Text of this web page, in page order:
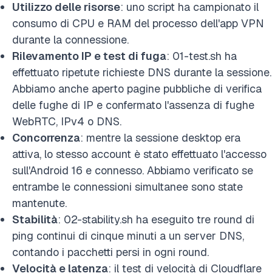
Utilizzo delle risorse: uno script ha campionato il
consumo di CPU e RAM del processo dell'app VPN
durante la connessione.
Rilevamento IP e test di fuga: 01-test.sh ha
effettuato ripetute richieste DNS durante la sessione.
Abbiamo anche aperto pagine pubbliche di verifica
delle fughe di IP e confermato l'assenza di fughe
WebRTC, IPv4 o DNS.
Concorrenza: mentre la sessione desktop era
attiva, lo stesso account è stato effettuato l'accesso
sull'Android 16 e connesso. Abbiamo verificato se
entrambe le connessioni simultanee sono state
mantenute.
Stabilità: 02-stability.sh ha eseguito tre round di
ping continui di cinque minuti a un server DNS,
contando i pacchetti persi in ogni round.
Velocità e latenza: il test di velocità di Cloudflare